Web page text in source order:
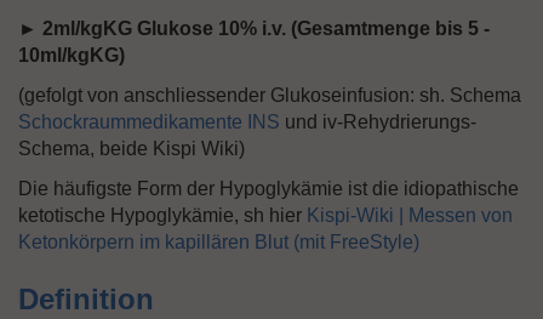
► 2ml/kgKG Glukose 10% i.v. (Gesamtmenge bis 5 -
10ml/kgKG)
(gefolgt von anschliessender Glukoseinfusion: sh. Schema
Schockraummedikamente INS und iv-Rehydrierungs-
Schema, beide Kispi Wiki)
Die häufigste Form der Hypoglykämie ist die idiopathische
ketotische Hypoglykämie, sh hier Kispi-Wiki | Messen von
Ketonkörpern im kapillären Blut (mit FreeStyle)
Definition